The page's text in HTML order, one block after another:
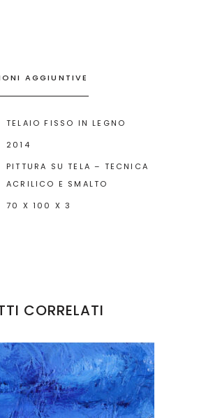
AGGIUNTIVE
TELAIO FISSO IN LEGNO
2014
PITTURA SU TELA – TECNICA
ACRILICO E SMALTO
70 X 100 X 3
CORRELATI